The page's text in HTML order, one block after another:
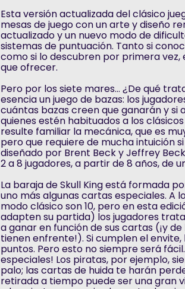
Esta versión actualizada del clásico
mesas de juego con un arte y diseño
actualizado y un nuevo modo de
sistemas de puntuación. Tanto si
como si lo descubren por primera
que ofrecer.
Pero por los siete mares... ¿De qué
esencia un juego de bazas: los
cuántas bazas creen que ganarán y
quienes estén habituados a los
resulte familiar la mecánica, que es
pero que requiere de mucha intuición
diseñado por Brent Beck y Jeffrey
2 a 8 jugadores, a partir de 8 años, de
La baraja de Skull King está formada
uno más algunas cartas especiales. A
modo clásico son 10, pero en esta
adapten su partida) los jugadores
a ganar en función de sus cartas (¡y
tienen enfrente!). Si cumplen el
puntos. Pero esto no siempre será
especiales! Los piratas, por ejemplo,
palo; las cartas de huida te harán
retirada a tiempo puede ser una gran